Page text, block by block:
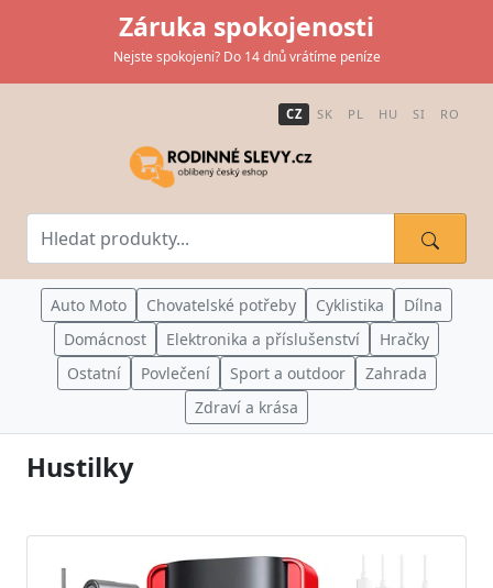
Záruka spokojenosti
Nejste spokojeni? Do 14 dnů vrátíme peníze
CZ SK PL HU SI RO
Auto Moto Chovatelské potřeby Cyklistika
Dílna
Domácnost
Elektronika a příslušenství
Hračky
Ostatní
Povlečení Sport a outdoor
Zahrada
Zdraví a krása
Hustilky